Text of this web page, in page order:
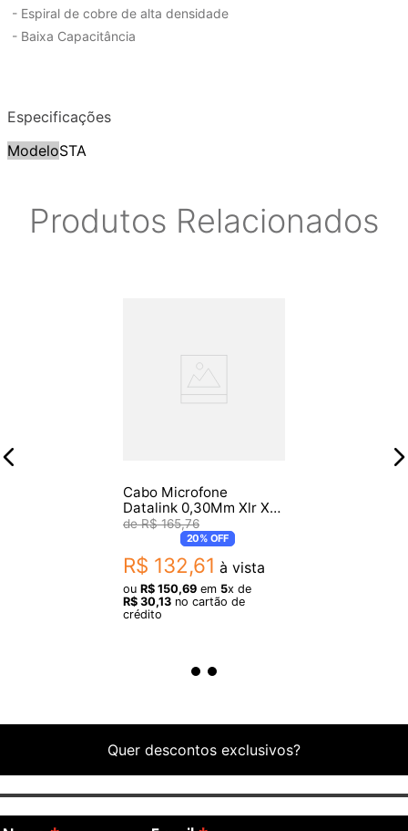
- Espiral de cobre de alta densidade
- Baixa Capacitância
Especificações
ModeloSTA
Produtos Relacionados
Cabo Microfone
Datalink 0,30Mm Xlr X
Xlr Garage 10M Gb005
R$ 165,76
20%OFF
R$ 132,61 à vista
ou R$ 150,69 em 5x de
R$ 30,13 no cartão de
crédito
Quer descontos exclusivos?